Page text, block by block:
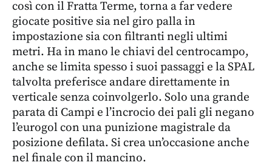
così con il Fratta Terme, torna a far vedere
giocate positive sia nel giro palla in
impostazione sia con filtranti negli ultimi
metri. Ha in mano le chiavi del centrocampo,
anche se limita spesso i suoi passaggi e la SPAL
talvolta preferisce andare direttamente in
verticale senza coinvolgerlo. Solo una grande
parata di Campi e l’incrocio dei pali gli negano
l’eurogol con una punizione magistrale da
posizione defilata. Si crea un’occasione anche
nel finale con il mancino.